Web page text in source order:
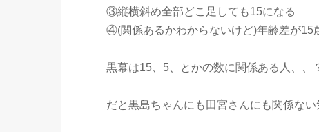
③縦横斜め全部どこ足しても15になる
④(関係あるかわからないけど)年齢差が15
黒幕は15、5、とかの数に関係ある人、、
だと黒島ちゃんにも田宮さんにも関係ない